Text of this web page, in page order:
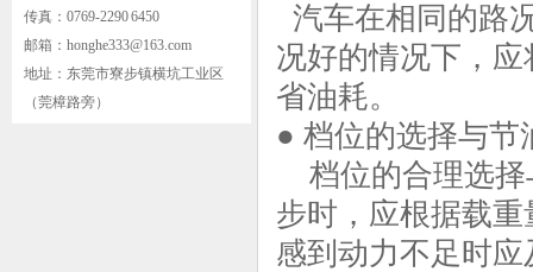
传真：0769-2290 6450
邮箱：honghe333@163.com
地址：东莞市寮步镇横坑工业区
（莞樟路旁）
汽车在相同的路
况好的情况下，
省油耗。
● 档位的选择与节
档位的合理选择
步时，应根据载
感到动力不足时